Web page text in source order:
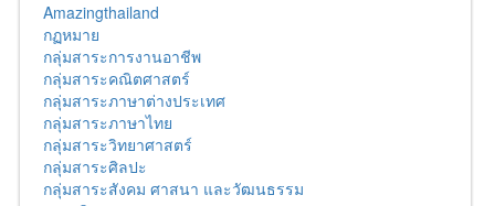
Amazingthailand
กฏหมาย
กลุ่มสาระการงานอาชีพ
กลุ่มสาระคณิตศาสตร์
กลุ่มสาระภาษาต่างประเทศ
กลุ่มสาระภาษาไทย
กลุ่มสาระวิทยาศาสตร์
กลุ่มสาระศิลปะ
กลุ่มสาระสังคม ศาสนา และวัฒนธรรม